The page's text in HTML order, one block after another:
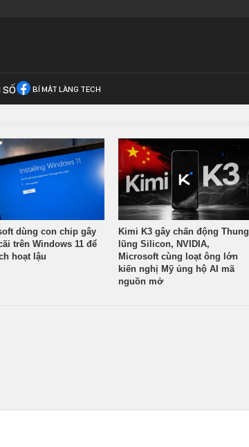
SỐ BÍ MẬT LÀNG TECH
dùng con chip gây
trên Windows 11 để
hoạt lậu
Kimi K3 gây chấn động Thung
lũng Silicon, NVIDIA,
Microsoft cùng loạt ông lớn
kiến nghị Mỹ ủng hộ AI mã
nguồn mở